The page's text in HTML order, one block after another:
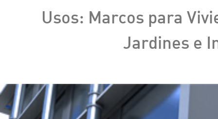
Usos: Marcos para
Jardines e